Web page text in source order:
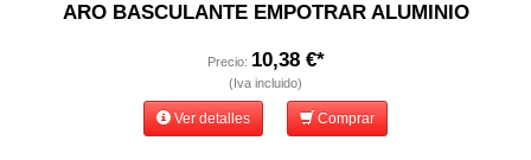
ARO BASCULANTE EMPOTRAR ALUMINIO
Precio: 10,38 €*
(Iva incluido)
Ver detalles Comprar